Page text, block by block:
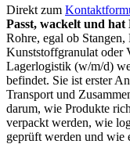
Direkt zum
Passt, wackelt und hat
Rohre, egal ob
Kunststoffgranulat oder
Lagerlogistik (w/­m/­d)
befindet. Sie ist erster
Transport und
darum, wie Produkte
verpackt werden, wie
geprüft werden und wie